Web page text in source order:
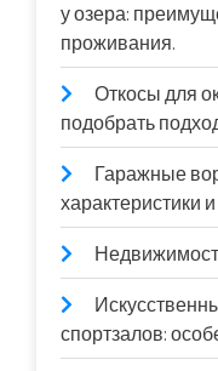
у озера:
проживания.
Откосы для
подобрать
Гаражные
характеристики
спортзалов: